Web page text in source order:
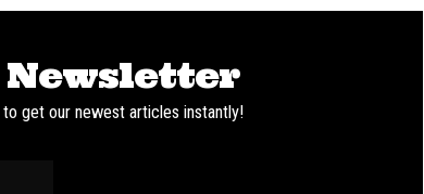
get our newest articles instantly!